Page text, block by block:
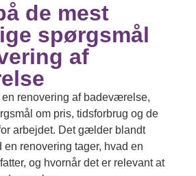
de mest
spørgsmål
af
en renovering af badeværelse,
om pris, tidsforbrug og de
arbejdet. Det gælder blandt
en renovering tager, hvad en
og hvornår det er relevant at